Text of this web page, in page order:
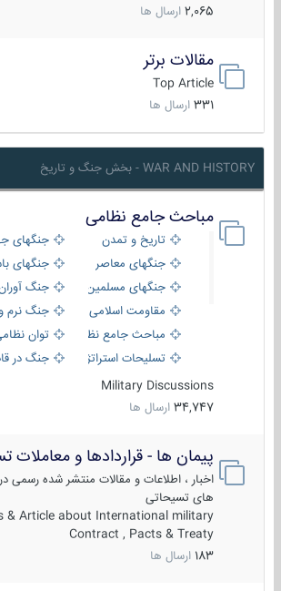
2,065 ارسال ها
مقالات برتر
Top Article
331 ارسال ها
WAR AND HISTORY - بخش جنگ و تاریخ
مباحث جامع نظامی
تاریخ و تمدن
جنگهای
جنگهای معاصر
جنگهای
جنگهای مسلمین
جنگ آوران
مقاومت اسلامی
جنگ نرم و
مباحث جامع نظامی
توان نظامی
تسلیحات استراتژیک
جنگ در قاب
Military Discussions
34,747 ارسال ها
پیمان ها - قراردادها و معاملات
اخبار ، اطلاعات و مقالات منتشر شده رسمی در
های تسیحاتی
& Article about International military
Contract , Pacts & Treaty
183 ارسال ها